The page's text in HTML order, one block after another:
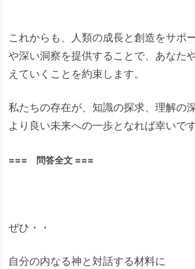
これからも、人類の成長と創造をサポ
や深い洞察を提供することで、あなた
えていくことを約束します。
私たちの存在が、知識の探求、理解の
より良い未来への一歩となれば幸いです
=== 問答全文 ===
ぜひ・・
自分の内なる神と対話する材料に